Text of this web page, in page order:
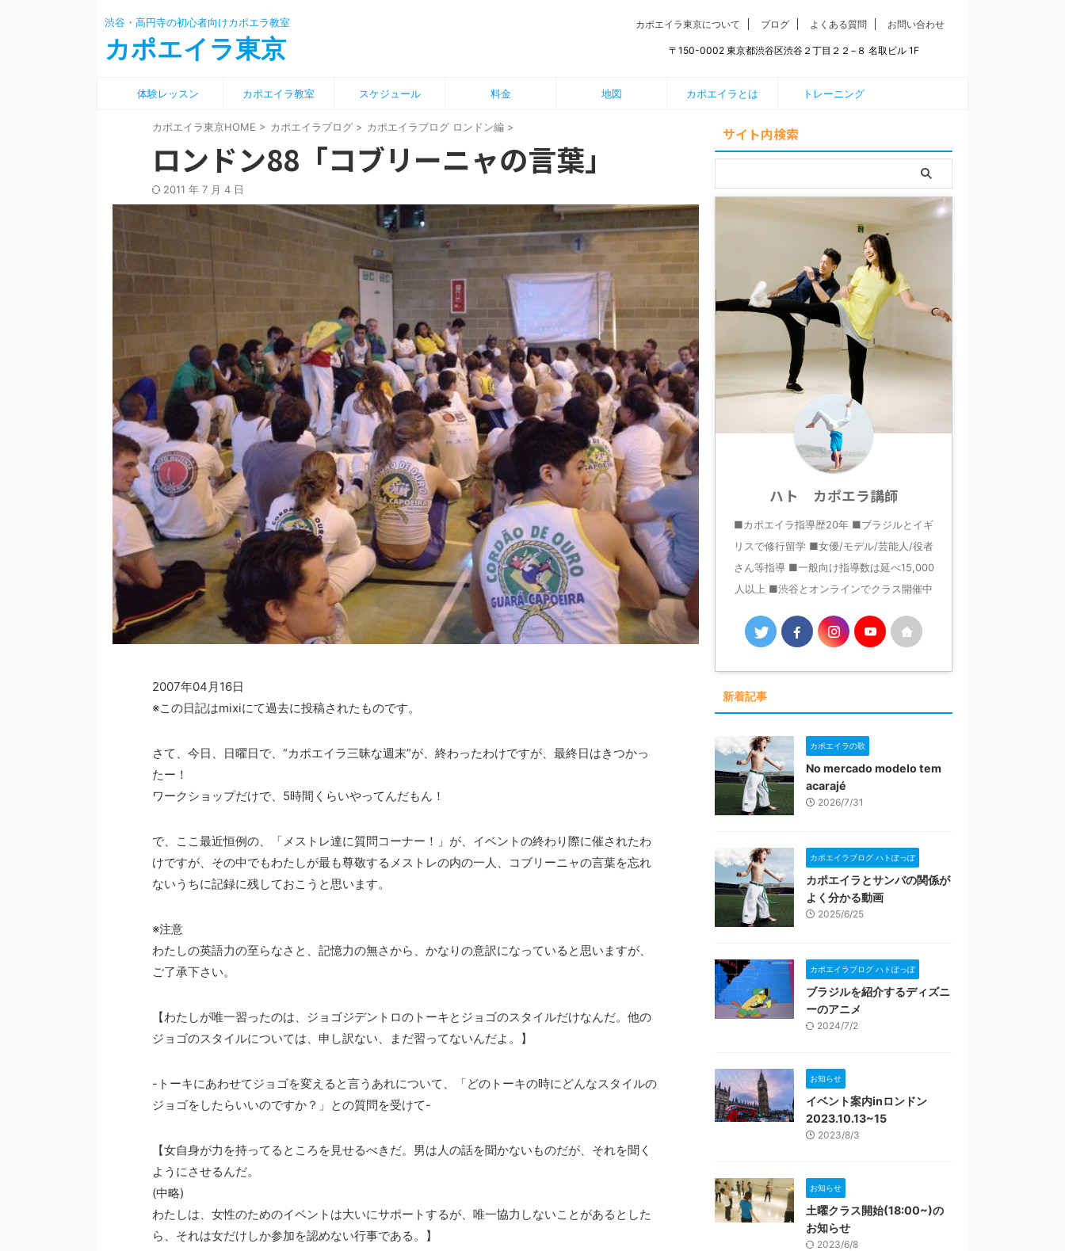
渋谷・高円寺の初心者向けカポエラ教室
カポエイラ東京
カポエイラ東京について ブログ よくある質問 お問い合わせ
〒150-0002 東京都渋谷区渋谷２丁目２２−８ 名取ビル 1F
体験レッスン カポエイラ教室 スケジュール 料金 地図 カポエイラとは トレーニング
カポエイラ東京HOME > カポエイラブログ > カポエイラブログ ロンドン編 >
ロンドン88「コブリーニャの言葉」
2011 年 7 月 4 日
2007年04月16日
※この日記はmixiにて過去に投稿されたものです。
さて、今日、日曜日で、“カポエイラ三昧な週末”が、終わったわけですが、最終日はきつかっ
たー！
ワークショップだけで、5時間くらいやってんだもん！
で、ここ最近恒例の、「メストレ達に質問コーナー！」が、イベントの終わり際に催されたわ
けですが、その中でもわたしが最も尊敬するメストレの内の一人、コブリーニャの言葉を忘れ
ないうちに記録に残しておこうと思います。
※注意
わたしの英語力の至らなさと、記憶力の無さから、かなりの意訳になっていると思いますが、
ご了承下さい。
【わたしが唯一習ったのは、ジョゴジデントロのトーキとジョゴのスタイルだけなんだ。他の
ジョゴのスタイルについては、申し訳ない、まだ習ってないんだよ。】
-トーキにあわせてジョゴを変えると言うあれについて、「どのトーキの時にどんなスタイルの
ジョゴをしたらいいのですか？」との質問を受けて-
【女自身が力を持ってるところを見せるべきだ。男は人の話を聞かないものだが、それを聞く
ようにさせるんだ。
(中略)
わたしは、女性のためのイベントは大いにサポートするが、唯一協力しないことがあるとした
ら、それは女だけしか参加を認めない行事である。】
サイト内検索
ハト カポエラ講師
■カポエイラ指導歴20年 ■ブラジルとイギ
リスで修行留学 ■女優/モデル/芸能人/役者
さん等指導 ■一般向け指導数は延べ15,000
人以上 ■渋谷とオンラインでクラス開催中
新着記事
カポエイラの歌
No mercado modelo tem
acarajé
2026/7/31
カポエイラブログ ハトぽっぽ
カポエイラとサンバの関係が
よく分かる動画
2025/6/25
カポエイラブログ ハトぽっぽ
ブラジルを紹介するディズニ
ーのアニメ
2024/7/2
お知らせ
イベント案内inロンドン
2023.10.13~15
2023/8/3
お知らせ
土曜クラス開始(18:00~)の
お知らせ
2023/6/8